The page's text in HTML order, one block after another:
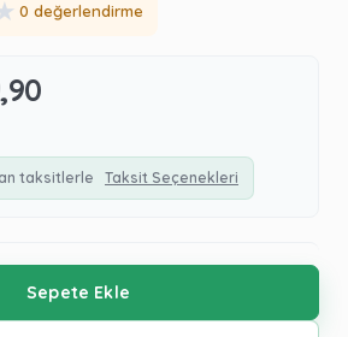
0 değerlendirme
taksitlerle Taksit Seçenekleri